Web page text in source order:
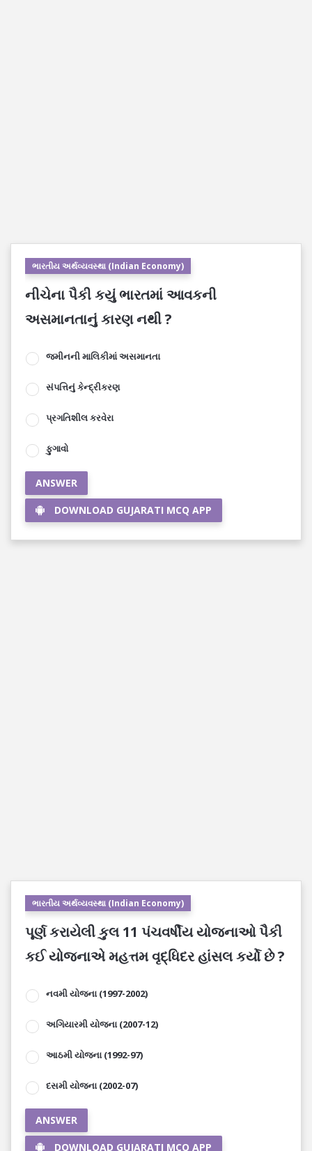
ભારતીય અર્થવ્યવસ્થા (Indian Economy)
નીચેના પૈકી કયું ભારતમાં આવકની
અસમાનતાનું કારણ નથી ?
જમીનની માલિકીમાં અસમાનતા
સંપત્તિનું કેન્દ્રીકરણ
પ્રગતિશીલ કરવેરા
ફુગાવો
ANSWER
DOWNLOAD GUJARATI MCQ APP
ભારતીય અર્થવ્યવસ્થા (Indian Economy)
પૂર્ણ કરાયેલી કુલ 11 પંચવર્ષીય યોજનાઓ પૈકી
કઈ યોજનાએ મહત્તમ વૃદ્ધિદર હાંસલ કર્યો છે ?
નવમી યોજના (1997-2002)
અગિયારમી યોજના (2007-12)
આઠમી યોજના (1992-97)
દસમી યોજના (2002-07)
ANSWER
DOWNLOAD GUJARATI MCQ APP